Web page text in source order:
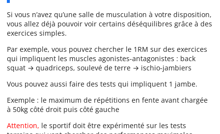
Si vous n’avez qu’une salle de musculation à votre disposition,
vous allez déjà pouvoir voir certains déséquilibres grâce à des
exercices simples.
Par exemple, vous pouvez chercher le 1RM sur des exercices
qui impliquent les muscles agonistes-antagonistes : back
squat → quadriceps, soulevé de terre → ischio-jambiers
Vous pouvez aussi faire des tests qui impliquent 1 jambe.
Exemple : le maximum de répétitions en fente avant chargée
à 50kg côté droit puis côté gauche
Attention, le sportif doit être expérimenté sur les tests